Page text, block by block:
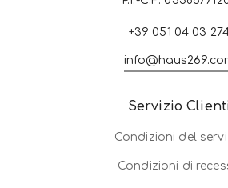
+39 051 04 03
Servizio
Condizioni del
Condizioni di